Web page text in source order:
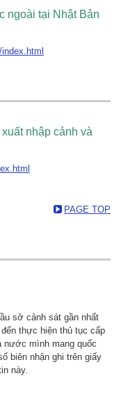
ngoài tại Nhật Bản
nhập cảnh và
PAGE TOP
sở cảnh sát gần nhất
thực hiện thủ tục cấp
nước mình mang quốc
biên nhận ghi trên giấy
này.